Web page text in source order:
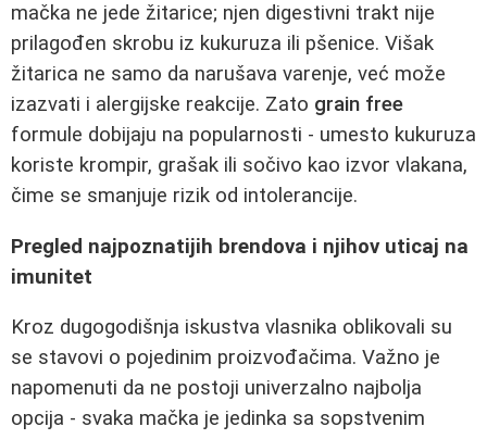
mačka ne jede žitarice; njen digestivni trakt nije
prilagođen skrobu iz kukuruza ili pšenice. Višak
žitarica ne samo da narušava varenje, već može
izazvati i alergijske reakcije. Zato grain free
formule dobijaju na popularnosti - umesto kukuruza
koriste krompir, grašak ili sočivo kao izvor vlakana,
čime se smanjuje rizik od intolerancije.
Pregled najpoznatijih brendova i njihov uticaj na
imunitet
Kroz dugogodišnja iskustva vlasnika oblikovali su
se stavovi o pojedinim proizvođačima. Važno je
napomenuti da ne postoji univerzalno najbolja
opcija - svaka mačka je jedinka sa sopstvenim